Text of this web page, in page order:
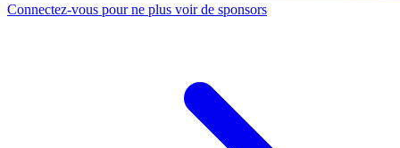
Connectez-vous pour ne plus voir de sponsors